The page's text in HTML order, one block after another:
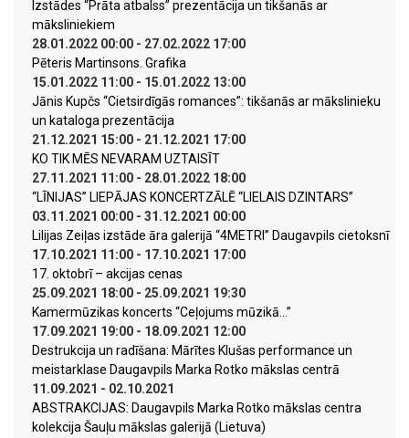
Izstādes “Prāta atbalss” prezentācija un tikšanās ar
māksliniekiem
28.01.2022 00:00 - 27.02.2022 17:00
Pēteris Martinsons. Grafika
15.01.2022 11:00 - 15.01.2022 13:00
Jānis Kupčs “Cietsirdīgās romances”: tikšanās ar mākslinieku
un kataloga prezentācija
21.12.2021 15:00 - 21.12.2021 17:00
KO TIK MĒS NEVARAM UZTAISĪT
27.11.2021 11:00 - 28.01.2022 18:00
“LĪNIJAS” LIEPĀJAS KONCERTZĀLĒ “LIELAIS DZINTARS”
03.11.2021 00:00 - 31.12.2021 00:00
Lilijas Zeiļas izstāde āra galerijā “4METRI” Daugavpils cietoksnī
17.10.2021 11:00 - 17.10.2021 17:00
17. oktobrī – akcijas cenas
25.09.2021 18:00 - 25.09.2021 19:30
Kamermūzikas koncerts “Ceļojums mūzikā…”
17.09.2021 19:00 - 18.09.2021 12:00
Destrukcija un radīšana: Mārītes Klušas performance un
meistarklase Daugavpils Marka Rotko mākslas centrā
11.09.2021 - 02.10.2021
ABSTRAKCIJAS: Daugavpils Marka Rotko mākslas centra
kolekcija Šauļu mākslas galerijā (Lietuva)